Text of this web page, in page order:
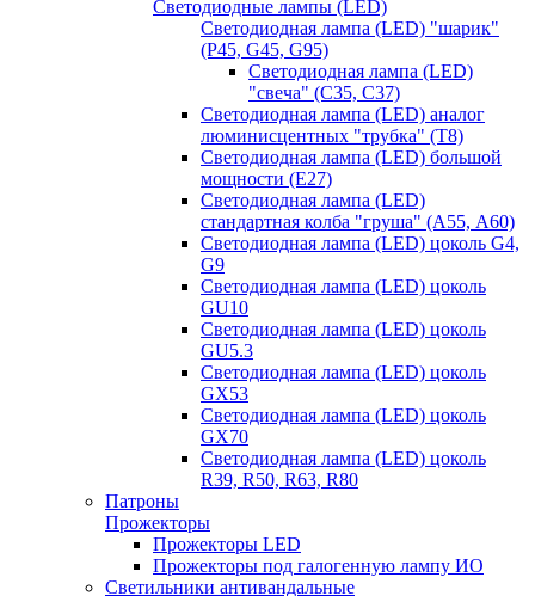
Светодиодные лампы (LED)
Светодиодная лампа (LED) "шарик"
(P45, G45, G95)
Светодиодная лампа (LED)
"свеча" (С35, С37)
Светодиодная лампа (LED) аналог
люминисцентных "трубка" (T8)
Светодиодная лампа (LED) большой
мощности (Е27)
Светодиодная лампа (LED)
стандартная колба "груша" (А55, А60)
Светодиодная лампа (LED) цоколь G4,
G9
Светодиодная лампа (LED) цоколь
GU10
Светодиодная лампа (LED) цоколь
GU5.3
Светодиодная лампа (LED) цоколь
GX53
Светодиодная лампа (LED) цоколь
GX70
Светодиодная лампа (LED) цоколь
R39, R50, R63, R80
Патроны
Прожекторы
Прожекторы LED
Прожекторы под галогенную лампу ИО
Светильники антивандальные